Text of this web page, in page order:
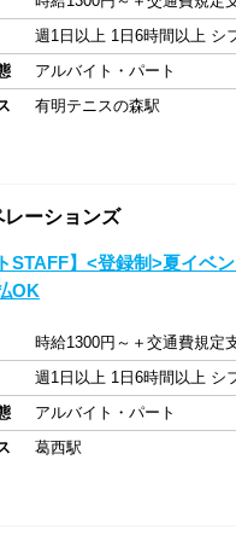
週1日以上 1日6時間以上 シ
アルバイト・パート
有明テニスの森駅
ーションズ
STAFF】<登録制>夏イ
OK
時給1300円～＋交通費規定
週1日以上 1日6時間以上 シ
アルバイト・パート
葛西駅